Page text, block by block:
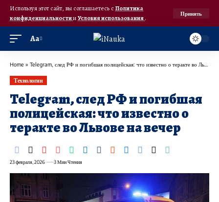
Используя этот сайт, вы соглашаетесь с Политика
конфиденциальностииУсловия использования.
Принять
Аа
Home » Telegram, след РФ и погибшая полицейская: что известно о теракте во Львове на вечер
Технологии
Telegram, след РФ и погибшая
полицейская: что известно о
теракте во Львове на вечер
23 февраля, 2026 3 Мин Чтения